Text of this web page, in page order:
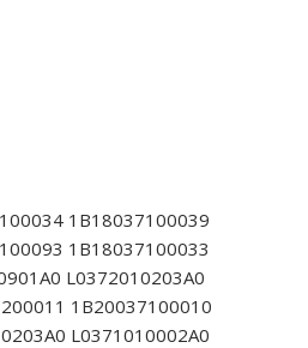
1B18037100039
1B18037100033
L0372010203A0
1B20037100010
L0371010002A0